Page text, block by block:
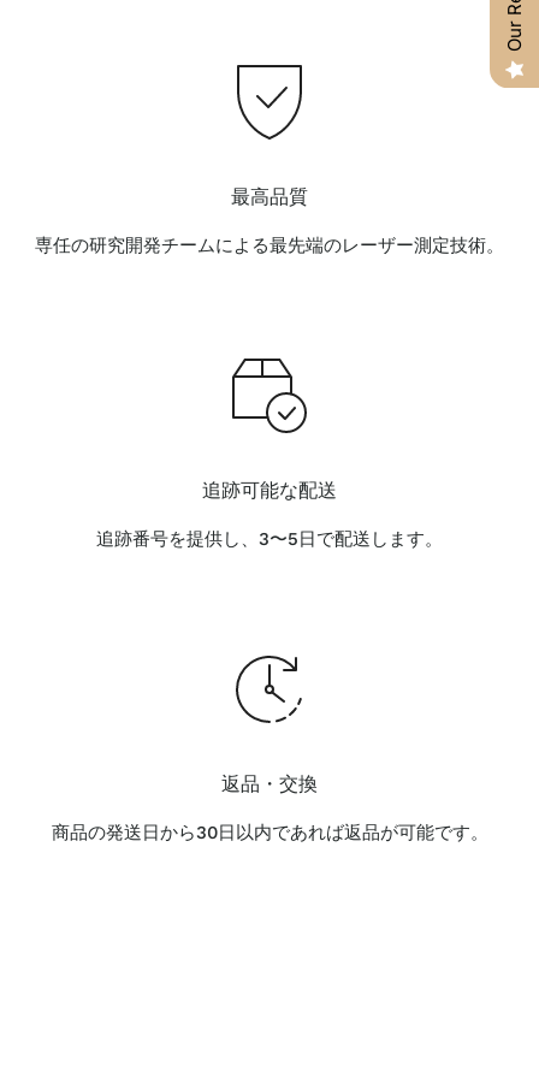
最高品質
専任の研究開発チームによる最先端のレーザー測定技術。
追跡可能な配送
追跡番号を提供し、3〜5日で配送します。
返品・交換
商品の発送日から30日以内であれば返品が可能です。